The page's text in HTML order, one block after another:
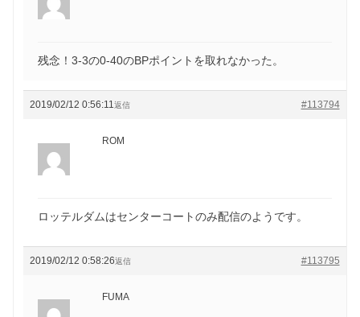
残念！3-3の0-40のBPポイントを取れなかった。
2019/02/12 0:56:11 #113794
返信
ROM
ロッテルダムはセンターコートのみ配信のようです。
2019/02/12 0:58:26 #113795
返信
FUMA